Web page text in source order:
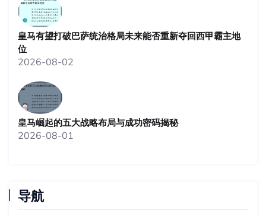
皇马有望打破巴萨统治格局未来能否重新夺回西甲霸主地
位
2026-08-02
皇马崛起的五大战略布局与成功密码揭秘
2026-08-01
导航